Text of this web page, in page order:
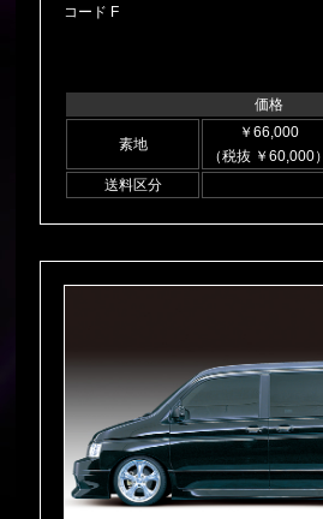
コード F
価格
素地
￥66,000
（税抜 ￥60,000）
送料区分